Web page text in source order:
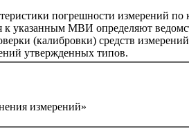
погрешности измерений
к указанным МВИ определяют
(калибровки) средств
утвержденных типов.
измерений»